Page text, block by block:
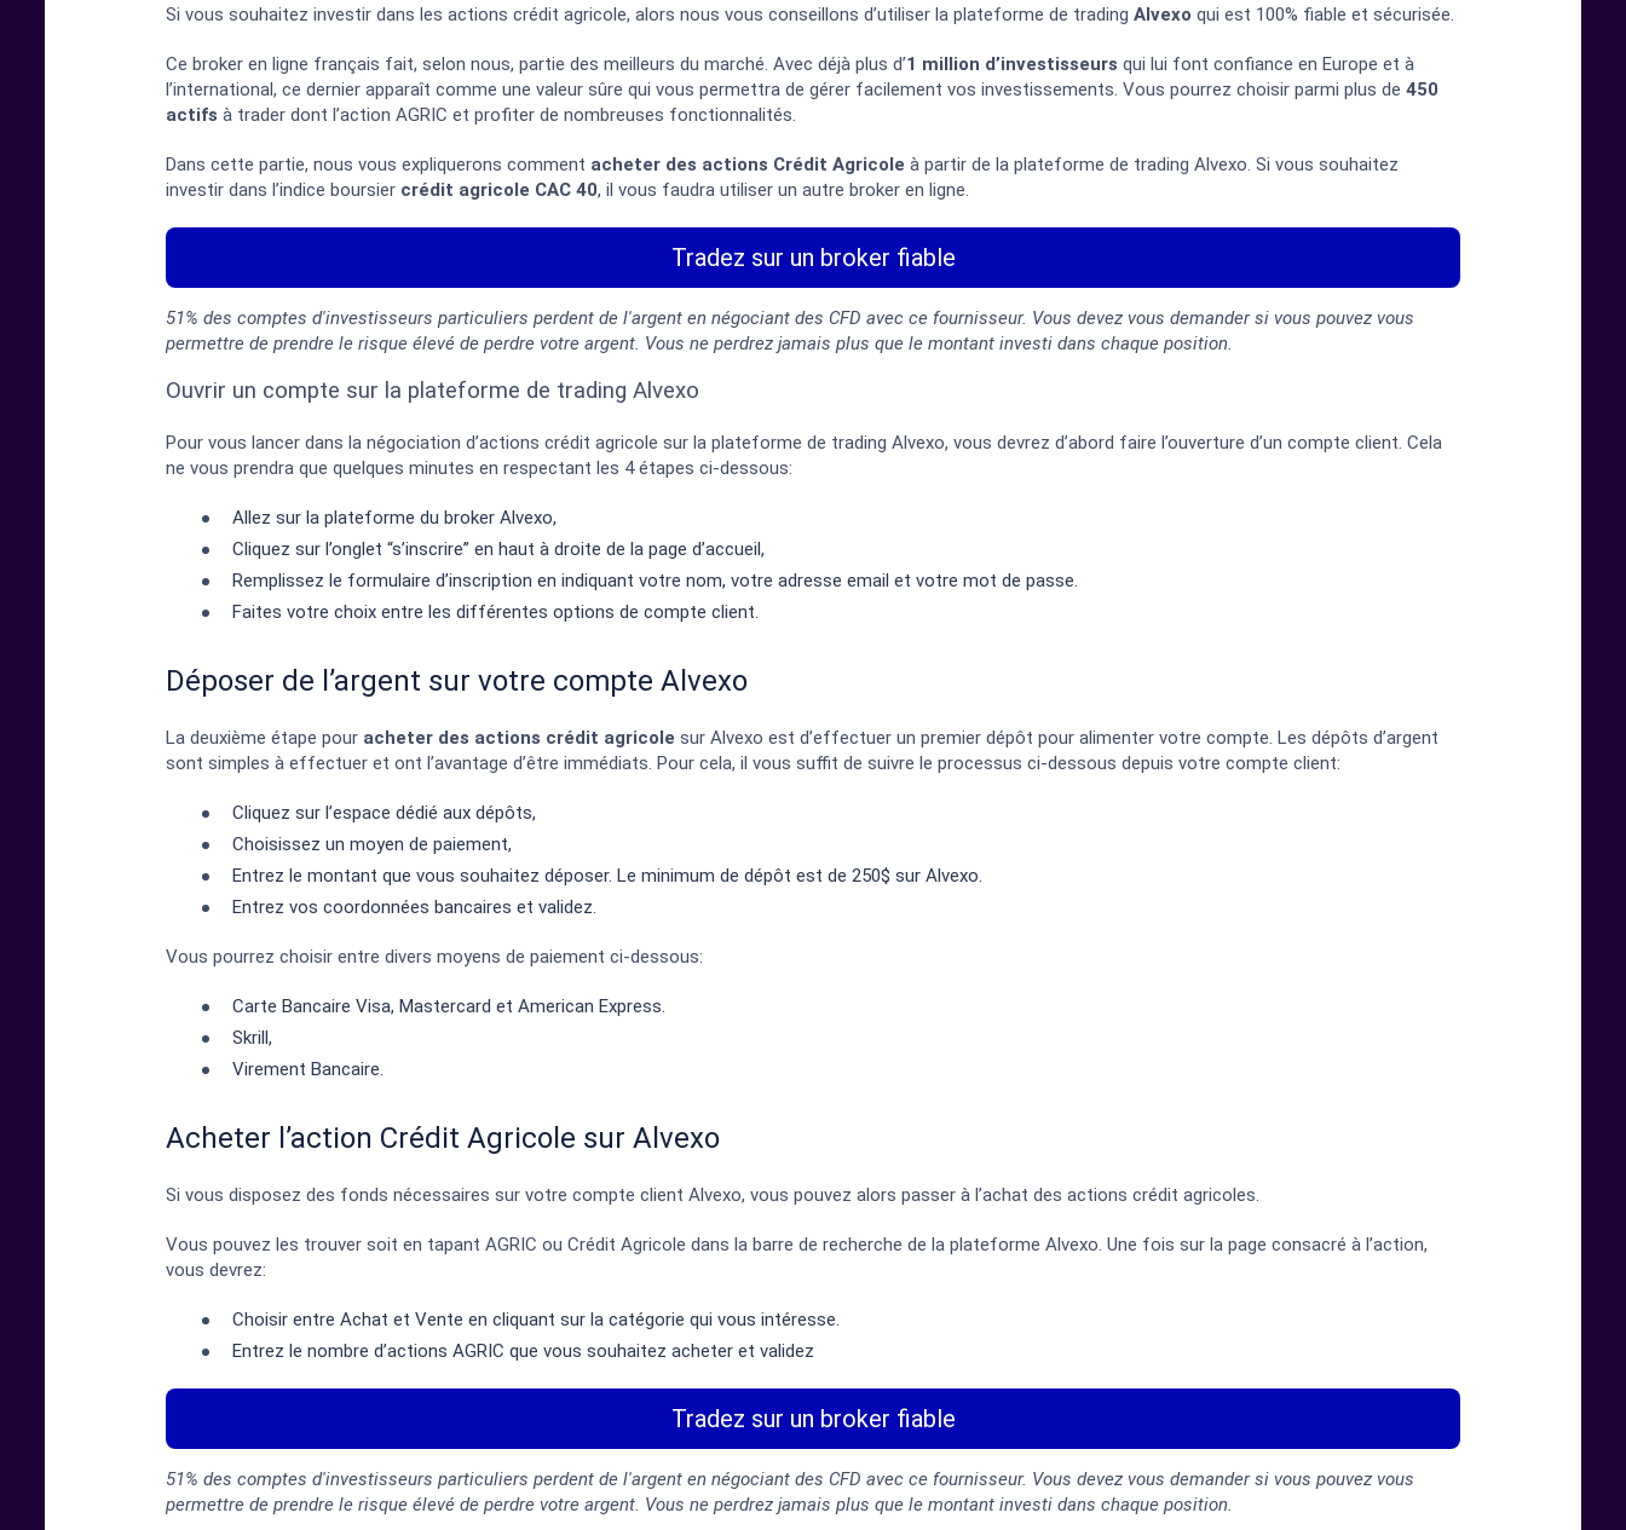
Si vous souhaitez investir dans les actions crédit agricole, alors nous vous conseillons d’utiliser la plateforme de trading Alvexo qui est 100% fiable et sécurisée.
Ce broker en ligne français fait, selon nous, partie des meilleurs du marché. Avec déjà plus d’1 million d’investisseurs qui lui font confiance en Europe et à
l’international, ce dernier apparaît comme une valeur sûre qui vous permettra de gérer facilement vos investissements. Vous pourrez choisir parmi plus de 450
actifs à trader dont l’action AGRIC et profiter de nombreuses fonctionnalités.
Dans cette partie, nous vous expliquerons comment acheter des actions Crédit Agricole à partir de la plateforme de trading Alvexo. Si vous souhaitez
investir dans l’indice boursier crédit agricole CAC 40, il vous faudra utiliser un autre broker en ligne.
Tradez sur un broker fiable
51% des comptes d'investisseurs particuliers perdent de l'argent en négociant des CFD avec ce fournisseur. Vous devez vous demander si vous pouvez vous
permettre de prendre le risque élevé de perdre votre argent. Vous ne perdrez jamais plus que le montant investi dans chaque position.
Ouvrir un compte sur la plateforme de trading Alvexo
Pour vous lancer dans la négociation d’actions crédit agricole sur la plateforme de trading Alvexo, vous devrez d’abord faire l’ouverture d’un compte client. Cela
ne vous prendra que quelques minutes en respectant les 4 étapes ci-dessous:
Allez sur la plateforme du broker Alvexo,
Cliquez sur l’onglet “s’inscrire” en haut à droite de la page d’accueil,
Remplissez le formulaire d’inscription en indiquant votre nom, votre adresse email et votre mot de passe.
Faites votre choix entre les différentes options de compte client.
Déposer de l’argent sur votre compte Alvexo
La deuxième étape pour acheter des actions crédit agricole sur Alvexo est d’effectuer un premier dépôt pour alimenter votre compte. Les dépôts d’argent
sont simples à effectuer et ont l’avantage d’être immédiats. Pour cela, il vous suffit de suivre le processus ci-dessous depuis votre compte client:
Cliquez sur l’espace dédié aux dépôts,
Choisissez un moyen de paiement,
Entrez le montant que vous souhaitez déposer. Le minimum de dépôt est de 250$ sur Alvexo.
Entrez vos coordonnées bancaires et validez.
Vous pourrez choisir entre divers moyens de paiement ci-dessous:
Carte Bancaire Visa, Mastercard et American Express.
Skrill,
Virement Bancaire.
Acheter l’action Crédit Agricole sur Alvexo
Si vous disposez des fonds nécessaires sur votre compte client Alvexo, vous pouvez alors passer à l’achat des actions crédit agricoles.
Vous pouvez les trouver soit en tapant AGRIC ou Crédit Agricole dans la barre de recherche de la plateforme Alvexo. Une fois sur la page consacré à l’action,
vous devrez:
Choisir entre Achat et Vente en cliquant sur la catégorie qui vous intéresse.
Entrez le nombre d’actions AGRIC que vous souhaitez acheter et validez
Tradez sur un broker fiable
51% des comptes d'investisseurs particuliers perdent de l'argent en négociant des CFD avec ce fournisseur. Vous devez vous demander si vous pouvez vous
permettre de prendre le risque élevé de perdre votre argent. Vous ne perdrez jamais plus que le montant investi dans chaque position.